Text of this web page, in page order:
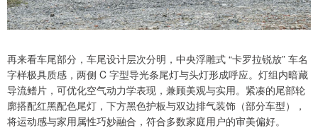
再来看车尾部分，车尾设计层次分明，中央浮雕式 “卡罗拉锐放” 车名
字样极具质感，两侧 C 字型导光条尾灯与头灯形成呼应。灯组内暗藏
导流鳍片，可优化空气动力学表现，兼顾美观与实用。紧凑的尾部轮
廓搭配红黑配色尾灯，下方黑色护板与双边排气装饰（部分车型），
将运动感与家用属性巧妙融合，符合多数家庭用户的审美偏好。